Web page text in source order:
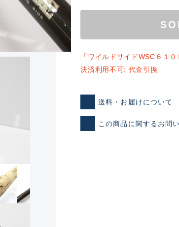
新古品（メーカー問屋から
「ワイルドサイドWSC６１
決済利用不可: 代金引換
送料・お届けについて
この商品に関するお問